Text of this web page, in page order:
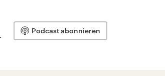
Podcast abonnieren